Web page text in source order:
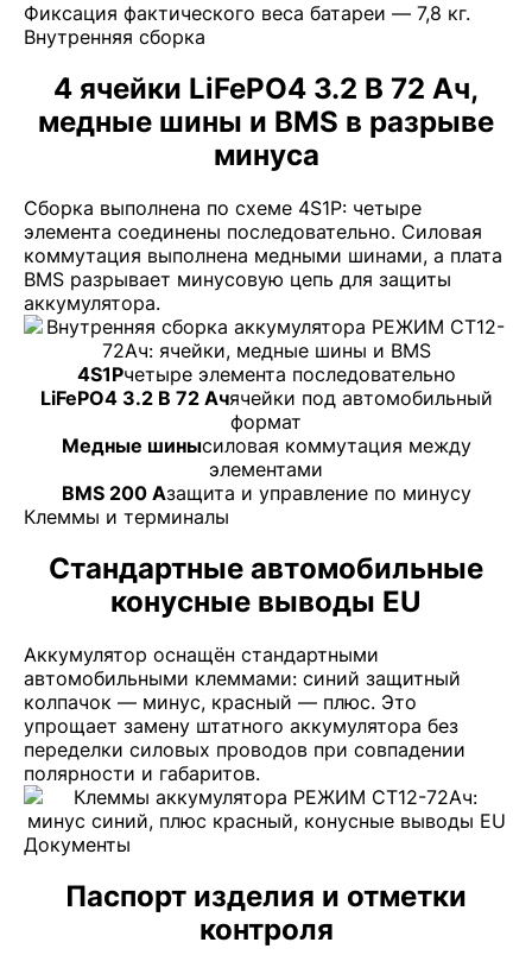
Фиксация фактического веса батареи — 7,8 кг.
Внутренняя сборка
4 ячейки LiFePO4 3.2 В 72 Ач,
медные шины и BMS в разрыве
минуса
Сборка выполнена по схеме 4S1P: четыре
элемента соединены последовательно. Силовая
коммутация выполнена медными шинами, а плата
BMS разрывает минусовую цепь для защиты
аккумулятора.
4S1Pчетыре элемента последовательно
LiFePO4 3.2 В 72 Ачячейки под автомобильный
формат
Медные шинысиловая коммутация между
элементами
BMS 200 Азащита и управление по минусу
Клеммы и терминалы
Стандартные автомобильные
конусные выводы EU
Аккумулятор оснащён стандартными
автомобильными клеммами: синий защитный
колпачок — минус, красный — плюс. Это
упрощает замену штатного аккумулятора без
переделки силовых проводов при совпадении
полярности и габаритов.
Документы
Паспорт изделия и отметки
контроля